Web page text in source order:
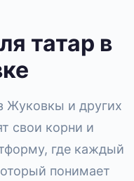
татар в
Жуковкы и других
свои корни и
где каждый
понимает